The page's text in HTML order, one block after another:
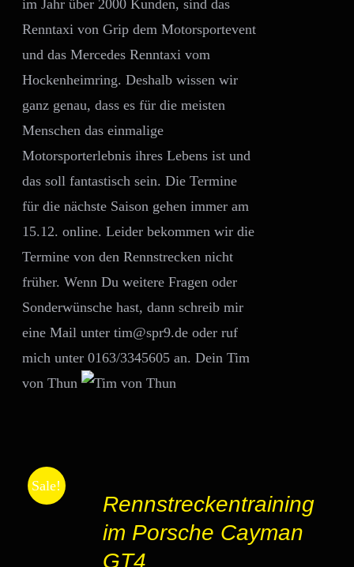
im Jahr über 2000 Kunden, sind das
Renntaxi von Grip dem Motorsportevent
und das Mercedes Renntaxi vom
Hockenheimring. Deshalb wissen wir
ganz genau, dass es für die meisten
Menschen das einmalige
Motorsporterlebnis ihres Lebens ist und
das soll fantastisch sein. Die Termine
für die nächste Saison gehen immer am
15.12. online. Leider bekommen wir die
Termine von den Rennstrecken nicht
früher. Wenn Du weitere Fragen oder
Sonderwünsche hast, dann schreib mir
eine Mail unter tim@spr9.de oder ruf
mich unter 0163/3345605 an. Dein Tim
von Thun
Sale!
AUSFÜHRUNG
WÄHLEN
Rennstreckentraining
im Porsche Cayman
GT4